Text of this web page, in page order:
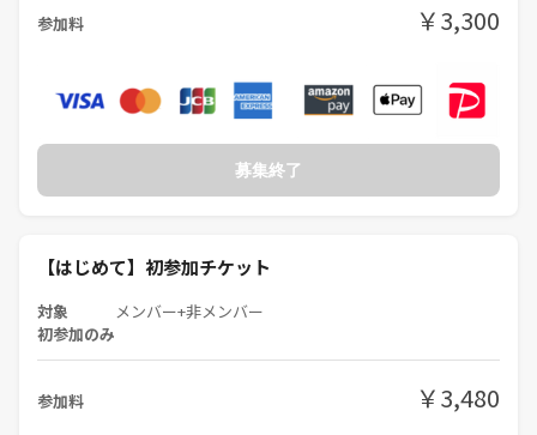
参加料 ￥3,300
募集終了
【はじめて】初参加チケット
対象 メンバー+非メンバー
初参加のみ
参加料 ￥3,480